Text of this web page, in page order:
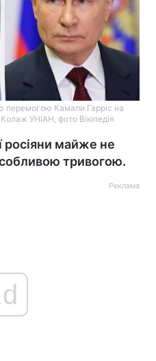
перемогою Камали Гарріс на
УНІАН, фото Вікіпедія
росіяни майже не
тривогою.
Реклама